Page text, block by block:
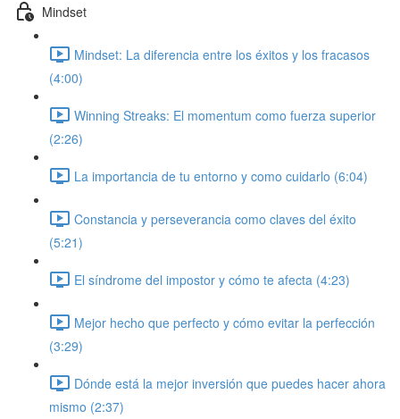
Mindset
Mindset: La diferencia entre los éxitos y los fracasos
(4:00)
Winning Streaks: El momentum como fuerza superior
(2:26)
La importancia de tu entorno y como cuidarlo (6:04)
Constancia y perseverancia como claves del éxito
(5:21)
El síndrome del impostor y cómo te afecta (4:23)
Mejor hecho que perfecto y cómo evitar la perfección
(3:29)
Dónde está la mejor inversión que puedes hacer ahora
mismo (2:37)